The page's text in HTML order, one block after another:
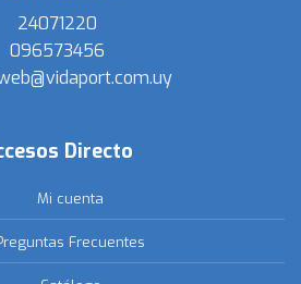
24071220
096573456
Directo
Mi cuenta
Frecuentes